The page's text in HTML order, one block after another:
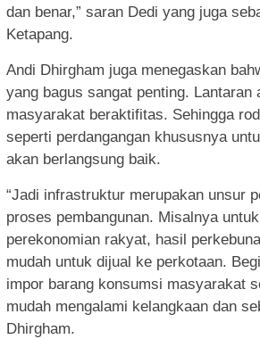
dan benar,” saran Dedi yang juga
Ketapang.
Andi Dhirgham juga menegaskan
yang bagus sangat penting. Lantaran
masyarakat beraktifitas. Sehingga
seperti perdangangan khususnya
akan berlangsung baik.
“Jadi infrastruktur merupakan unsur
proses pembangunan. Misalnya
perekonomian rakyat, hasil
mudah untuk dijual ke perkotaan.
impor barang konsumsi masyarakat
mudah mengalami kelangkaan dan
Dhirgham.